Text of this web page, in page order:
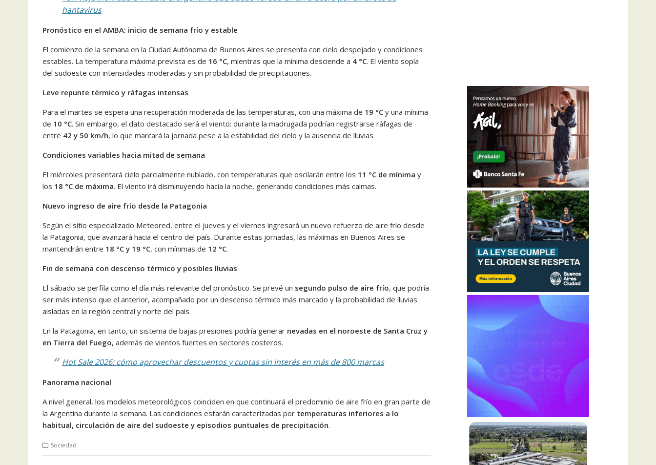
hantavirus
Pronóstico en el AMBA: inicio de semana frío y estable
El comienzo de la semana en la Ciudad Autónoma de Buenos Aires se presenta con cielo despejado y condiciones
estables. La temperatura máxima prevista es de 16 °C, mientras que la mínima desciende a 4 °C. El viento sopla
del sudoeste con intensidades moderadas y sin probabilidad de precipitaciones.
Leve repunte térmico y ráfagas intensas
Para el martes se espera una recuperación moderada de las temperaturas, con una máxima de 19 °C y una mínima
de 10 °C. Sin embargo, el dato destacado será el viento: durante la madrugada podrían registrarse ráfagas de
entre 42 y 50 km/h, lo que marcará la jornada pese a la estabilidad del cielo y la ausencia de lluvias.
Condiciones variables hacia mitad de semana
El miércoles presentará cielo parcialmente nublado, con temperaturas que oscilarán entre los 11 °C de mínima y
los 18 °C de máxima. El viento irá disminuyendo hacia la noche, generando condiciones más calmas.
Nuevo ingreso de aire frío desde la Patagonia
Según el sitio especializado Meteored, entre el jueves y el viernes ingresará un nuevo refuerzo de aire frío desde
la Patagonia, que avanzará hacia el centro del país. Durante estas jornadas, las máximas en Buenos Aires se
mantendrán entre 18 °C y 19 °C, con mínimas de 12 °C.
Fin de semana con descenso térmico y posibles lluvias
El sábado se perfila como el día más relevante del pronóstico. Se prevé un segundo pulso de aire frío, que podría
ser más intenso que el anterior, acompañado por un descenso térmico más marcado y la probabilidad de lluvias
aisladas en la región central y norte del país.
En la Patagonia, en tanto, un sistema de bajas presiones podría generar nevadas en el noroeste de Santa Cruz y
en Tierra del Fuego, además de vientos fuertes en sectores costeros.
Hot Sale 2026: cómo aprovechar descuentos y cuotas sin interés en más de 800 marcas
Panorama nacional
A nivel general, los modelos meteorológicos coinciden en que continuará el predominio de aire frío en gran parte de
la Argentina durante la semana. Las condiciones estarán caracterizadas por temperaturas inferiores a lo
habitual, circulación de aire del sudoeste y episodios puntuales de precipitación.
Sociedad